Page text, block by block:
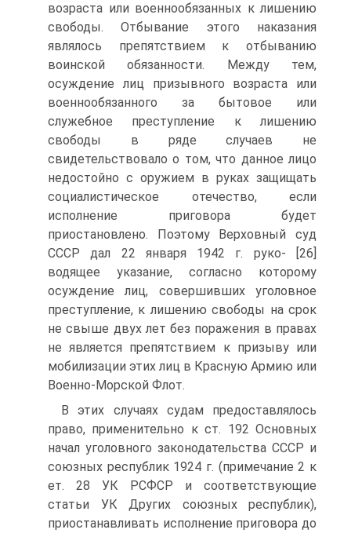
возраста или военнообязанных к лишению
свободы. Отбывание этого наказания
являлось препятствием к отбыванию
воинской обязанности. Между тем,
осуждение лиц призывного возраста или
военнообязанного за бытовое или
служебное преступление к лишению
свободы в ряде случаев не
свидетельствовало о том, что данное лицо
недостойно с оружием в руках защищать
социалистическое отечество, если
исполнение приговора будет
приостановлено. Поэтому Верховный суд
СССР дал 22 января 1942 г. руко- [26]
водящее указание, согласно которому
осуждение лиц, совершивших уголовное
преступление, к лишению свободы на срок
не свыше двух лет без поражения в правах
не является препятствием к призыву или
мобилизации этих лиц в Красную Армию или
Военно-Морской Флот.
В этих случаях судам предоставлялось
право, применительно к ст. 192 Основных
начал уголовного законодательства СССР и
союзных республик 1924 г. (примечание 2 к
ет. 28 УК РСФСР и соответствующие
статьи УК Других союзных республик),
приостанавливать исполнение приговора до